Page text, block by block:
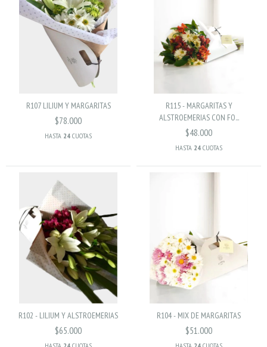
R107 LILIUM Y MARGARITAS
$78.000
HASTA 24 CUOTAS
R115 - MARGARITAS Y
ALSTROEMERIAS CON FO...
$48.000
HASTA 24 CUOTAS
R102 - LILIUM Y ALSTROEMERIAS
$65.000
R104 - MIX DE MARGARITAS
$51.000